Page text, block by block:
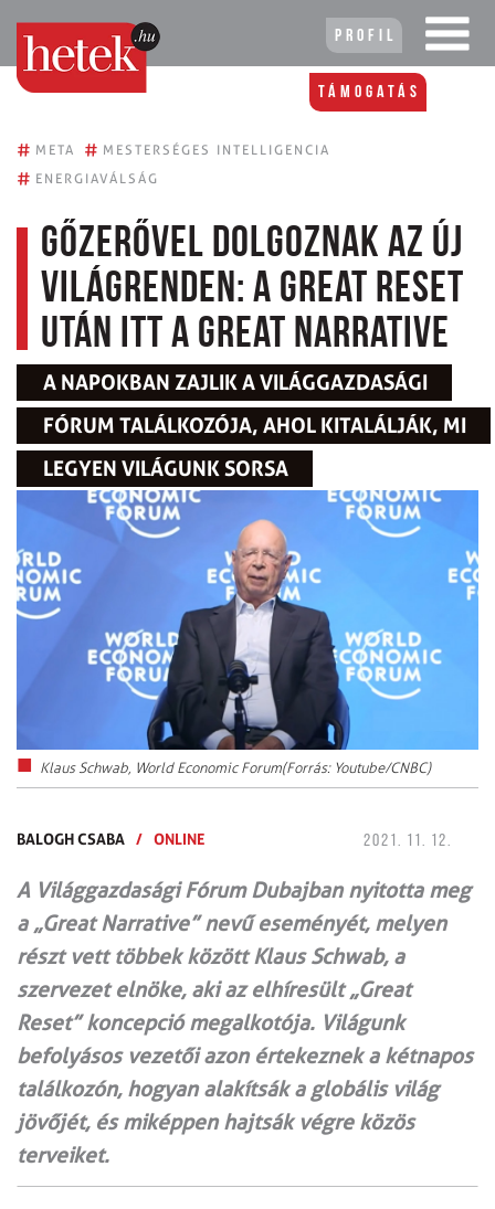
Profil
Támogatás
# META # MESTERSÉGES INTELLIGENCIA
# ENERGIAVÁLSÁG
Gőzerővel dolgoznak az új
világrenden: a Great Reset
után itt a Great Narrative
A NAPOKBAN ZAJLIK A VILÁGGAZDASÁGI
FÓRUM TALÁLKOZÓJA, AHOL KITALÁLJÁK, MI
LEGYEN VILÁGUNK SORSA
Klaus Schwab, World Economic Forum(Forrás: Youtube/CNBC)
BALOGH CSABA / ONLINE 2021. 11. 12.
A Világgazdasági Fórum Dubajban nyitotta meg
a „Great Narrative” nevű eseményét, melyen
részt vett többek között Klaus Schwab, a
szervezet elnöke, aki az elhíresült „Great
Reset” koncepció megalkotója. Világunk
befolyásos vezetői azon értekeznek a kétnapos
találkozón, hogyan alakítsák a globális világ
jövőjét, és miképpen hajtsák végre közös
terveiket.